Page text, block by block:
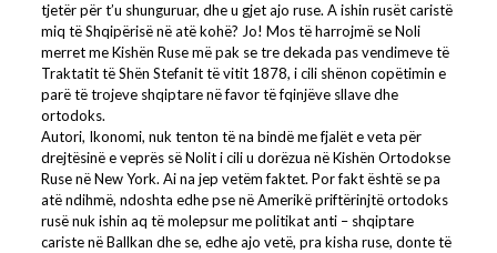
tjetër për t’u shunguruar, dhe u gjet ajo ruse. A ishin rusët caristë
miq të Shqipërisë në atë kohë? Jo! Mos të harrojmë se Noli
merret me Kishën Ruse më pak se tre dekada pas vendimeve të
Traktatit të Shën Stefanit të vitit 1878, i cili shënon copëtimin e
parë të trojeve shqiptare në favor të fqinjëve sllave dhe
ortodoks.
Autori, Ikonomi, nuk tenton të na bindë me fjalët e veta për
drejtësinë e veprës së Nolit i cili u dorëzua në Kishën Ortodokse
Ruse në New York. Ai na jep vetëm faktet. Por fakt është se pa
atë ndihmë, ndoshta edhe pse në Amerikë priftërinjtë ortodoks
rusë nuk ishin aq të molepsur me politikat anti – shqiptare
cariste në Ballkan dhe se, edhe ajo vetë, pra kisha ruse, donte të